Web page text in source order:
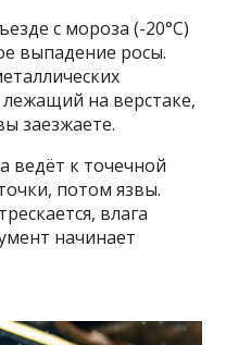
с мороза (-20°C)
выпадение росы.
на верстаке,
заезжаете.
ведёт к точечной
потом язвы.
влага
начинает